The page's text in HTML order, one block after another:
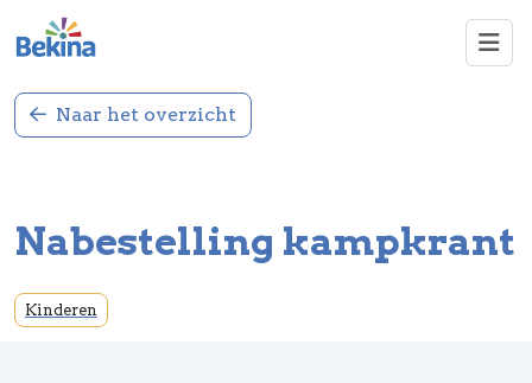
Overslaan en naar de inhoud gaan
Naar het overzicht
Nabestelling kampkrant
Kinderen